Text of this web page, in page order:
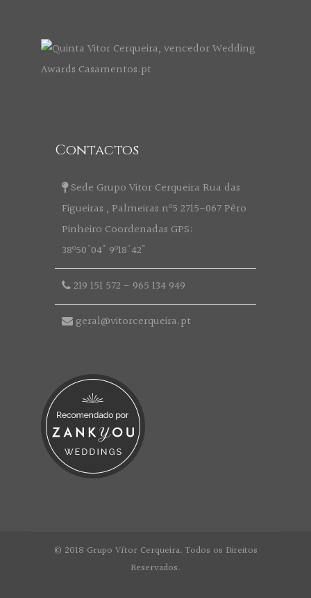
Contactos
Sede Grupo Vitor Cerqueira Rua das
Figueiras , Palmeiras nº5 2715-067 Pêro
Pinheiro Coordenadas GPS:
38º50'04" 9º18'42"
219 151 572 - 965 134 949
geral@vitorcerqueira.pt
© 2018 Grupo Vítor Cerqueira. Todos os Direitos
Reservados.